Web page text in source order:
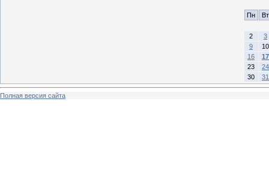
Пн Вт
2
3
9
10
16
17
23
24
30
31
Полная версия сайта